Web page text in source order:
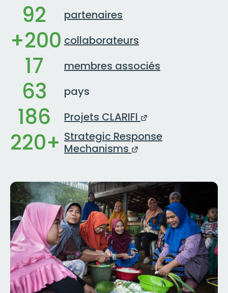
92 partenaires
+200 collaborateurs
17 membres associés
63 pays
186 Projets CLARIFI
220+ Strategic Response
Mechanisms